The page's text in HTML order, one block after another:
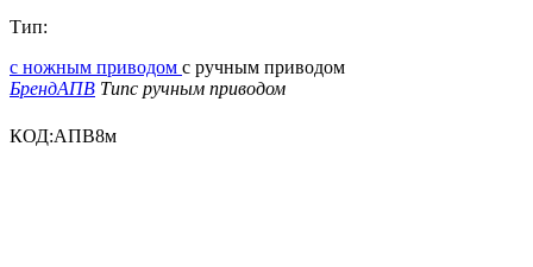
Тип:
с ножным приводом с ручным приводом
БрендАПВ Типс ручным приводом
КОД:АПВ8м